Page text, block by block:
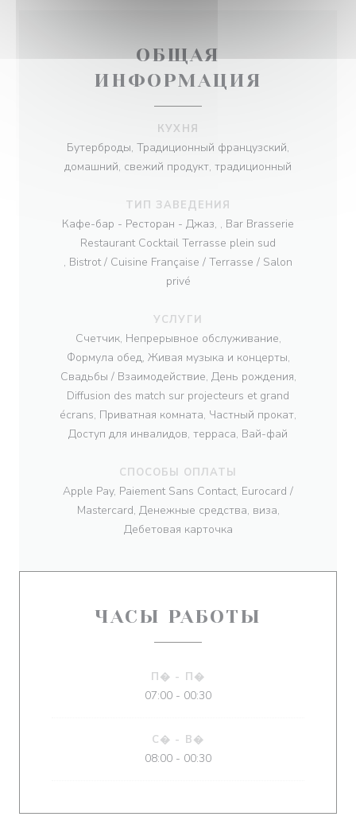
ОБЩАЯ
ИНФОРМАЦИЯ
КУХНЯ
Бутерброды, Традиционный французский,
домашний, свежий продукт, традиционный
ТИП ЗАВЕДЕНИЯ
Кафе-бар - Ресторан - Джаз, , Bar Brasserie
Restaurant Cocktail Terrasse plein sud
, Bistrot / Cuisine Française / Terrasse / Salon
privé
УСЛУГИ
Счетчик, Непрерывное обслуживание,
Формула обед, Живая музыка и концерты,
Свадьбы / Взаимодействие, День рождения,
Diffusion des match sur projecteurs et grand
écrans, Приватная комната, Частный прокат,
Доступ для инвалидов, терраса, Вай-фай
СПОСОБЫ ОПЛАТЫ
Apple Pay, Paiement Sans Contact, Eurocard /
Mastercard, Денежные средства, виза,
Дебетовая карточка
ЧАСЫ РАБОТЫ
П� - П�
07:00 - 00:30
С� - В�
08:00 - 00:30